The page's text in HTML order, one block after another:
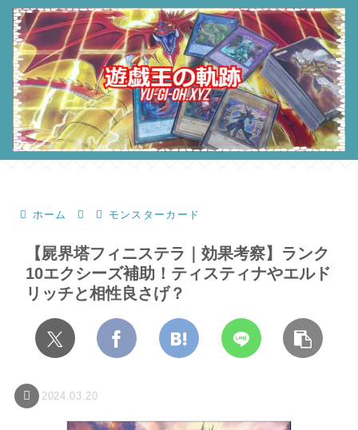
ホーム モンスターカード
【屍界塔フィニステラ｜効果考察】ランク
10エクシーズ補助！ティスティナやエルド
リッチと相性良さげ？
2024.03.20